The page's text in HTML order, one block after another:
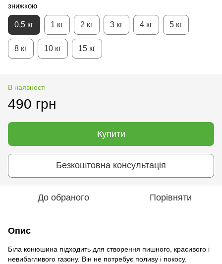
знижкою
0,5 кг 1 кг 2 кг 3 кг 4 кг 5 кг
8 кг 10 кг 15 кг
В наявності
490 грн
Купити
Безкоштовна консультація
До обраного Порівняти
Опис
Біла конюшина підходить для створення пишного, красивого і
невибагливого газону. Він не потребує поливу і покосу.